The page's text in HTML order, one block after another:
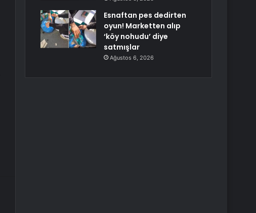
Esnaftan pes dedirten
oyun! Marketten alıp
‘köy nohudu’ diye
satmışlar
Ağustos 6, 2026